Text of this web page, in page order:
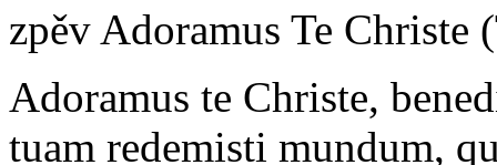
zpěv Adoramus Te Christe
Adoramus te Christe,
tuam redemisti mundum,